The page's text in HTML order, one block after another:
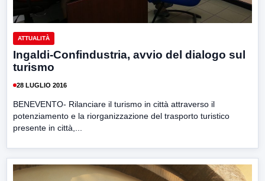
ATTUALITÀ
Ingaldi-Confindustria, avvio del dialogo sul
turismo
28 LUGLIO 2016
BENEVENTO- Rilanciare il turismo in città attraverso il
potenziamento e la riorganizzazione del trasporto turistico
presente in città,...